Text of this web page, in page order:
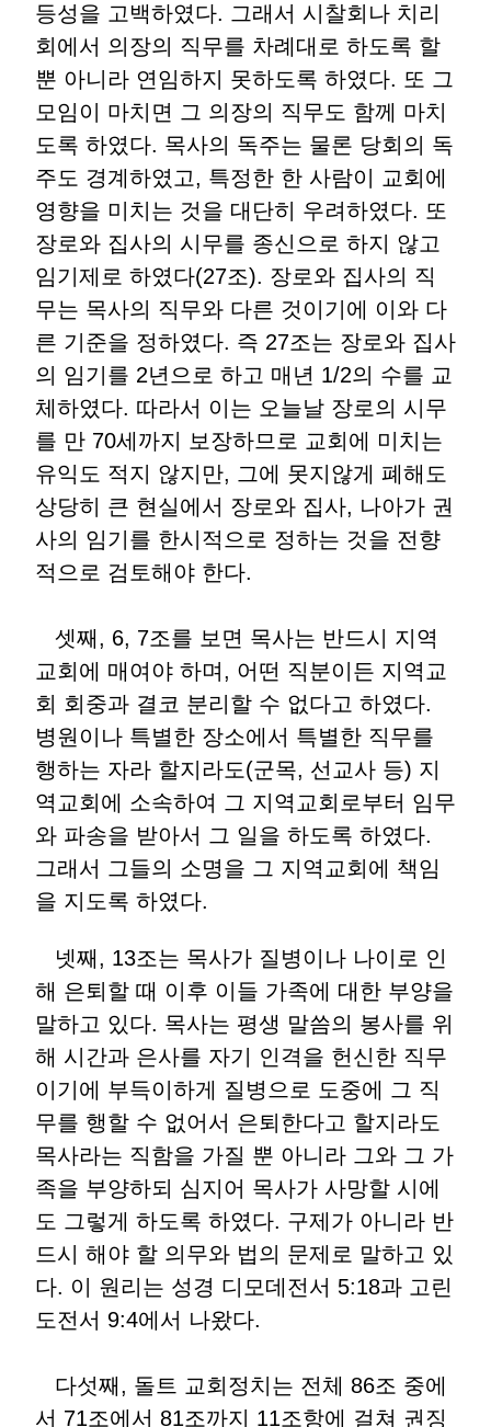
등성을 고백하였다. 그래서 시찰회나 치리
회에서 의장의 직무를 차례대로 하도록 할
뿐 아니라 연임하지 못하도록 하였다. 또 그
모임이 마치면 그 의장의 직무도 함께 마치
도록 하였다. 목사의 독주는 물론 당회의 독
주도 경계하였고, 특정한 한 사람이 교회에
영향을 미치는 것을 대단히 우려하였다. 또
장로와 집사의 시무를 종신으로 하지 않고
임기제로 하였다(27조). 장로와 집사의 직
무는 목사의 직무와 다른 것이기에 이와 다
른 기준을 정하였다. 즉 27조는 장로와 집사
의 임기를 2년으로 하고 매년 1/2의 수를 교
체하였다. 따라서 이는 오늘날 장로의 시무
를 만 70세까지 보장하므로 교회에 미치는
유익도 적지 않지만, 그에 못지않게 폐해도
상당히 큰 현실에서 장로와 집사, 나아가 권
사의 임기를 한시적으로 정하는 것을 전향
적으로 검토해야 한다.
셋째, 6, 7조를 보면 목사는 반드시 지역
교회에 매여야 하며, 어떤 직분이든 지역교
회 회중과 결코 분리할 수 없다고 하였다.
병원이나 특별한 장소에서 특별한 직무를
행하는 자라 할지라도(군목, 선교사 등) 지
역교회에 소속하여 그 지역교회로부터 임무
와 파송을 받아서 그 일을 하도록 하였다.
그래서 그들의 소명을 그 지역교회에 책임
을 지도록 하였다.
넷째, 13조는 목사가 질병이나 나이로 인
해 은퇴할 때 이후 이들 가족에 대한 부양을
말하고 있다. 목사는 평생 말씀의 봉사를 위
해 시간과 은사를 자기 인격을 헌신한 직무
이기에 부득이하게 질병으로 도중에 그 직
무를 행할 수 없어서 은퇴한다고 할지라도
목사라는 직함을 가질 뿐 아니라 그와 그 가
족을 부양하되 심지어 목사가 사망할 시에
도 그렇게 하도록 하였다. 구제가 아니라 반
드시 해야 할 의무와 법의 문제로 말하고 있
다. 이 원리는 성경 디모데전서 5:18과 고린
도전서 9:4에서 나왔다.
다섯째, 돌트 교회정치는 전체 86조 중에
서 71조에서 81조까지 11조항에 걸쳐 권징